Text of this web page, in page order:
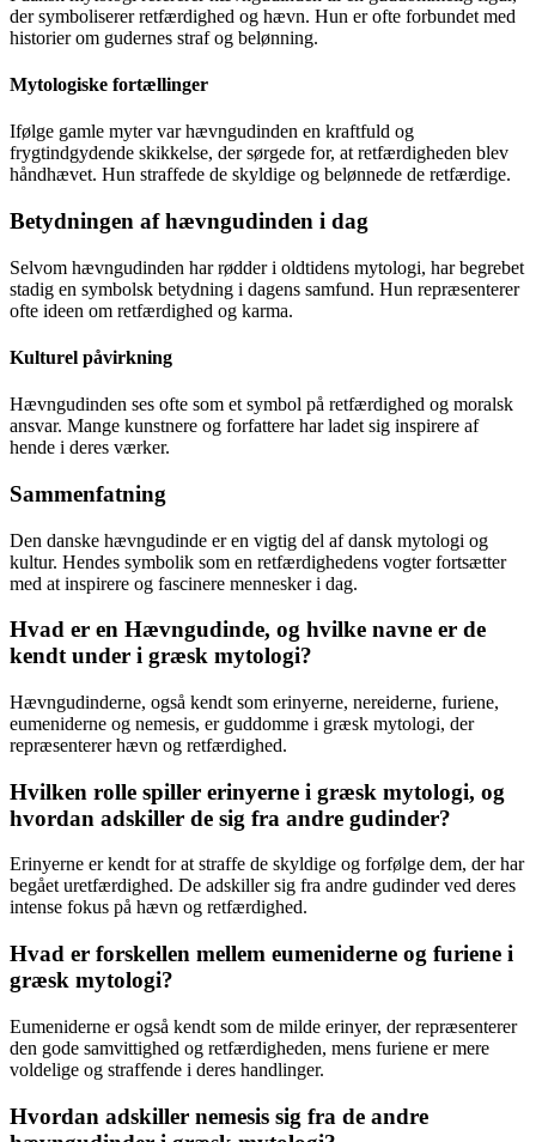
der symboliserer retfærdighed og hævn. Hun er ofte forbundet med
historier om gudernes straf og belønning.
Mytologiske fortællinger
Ifølge gamle myter var hævngudinden en kraftfuld og
frygtindgydende skikkelse, der sørgede for, at retfærdigheden blev
håndhævet. Hun straffede de skyldige og belønnede de retfærdige.
Betydningen af hævngudinden i dag
Selvom hævngudinden har rødder i oldtidens mytologi, har begrebet
stadig en symbolsk betydning i dagens samfund. Hun repræsenterer
ofte ideen om retfærdighed og karma.
Kulturel påvirkning
Hævngudinden ses ofte som et symbol på retfærdighed og moralsk
ansvar. Mange kunstnere og forfattere har ladet sig inspirere af
hende i deres værker.
Sammenfatning
Den danske hævngudinde er en vigtig del af dansk mytologi og
kultur. Hendes symbolik som en retfærdighedens vogter fortsætter
med at inspirere og fascinere mennesker i dag.
Hvad er en Hævngudinde, og hvilke navne er de
kendt under i græsk mytologi?
Hævngudinderne, også kendt som erinyerne, nereiderne, furiene,
eumeniderne og nemesis, er guddomme i græsk mytologi, der
repræsenterer hævn og retfærdighed.
Hvilken rolle spiller erinyerne i græsk mytologi, og
hvordan adskiller de sig fra andre gudinder?
Erinyerne er kendt for at straffe de skyldige og forfølge dem, der har
begået uretfærdighed. De adskiller sig fra andre gudinder ved deres
intense fokus på hævn og retfærdighed.
Hvad er forskellen mellem eumeniderne og furiene i
græsk mytologi?
Eumeniderne er også kendt som de milde erinyer, der repræsenterer
den gode samvittighed og retfærdigheden, mens furiene er mere
voldelige og straffende i deres handlinger.
Hvordan adskiller nemesis sig fra de andre